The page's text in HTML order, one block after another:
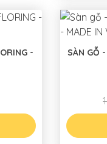
SÀN GỖ - S294-